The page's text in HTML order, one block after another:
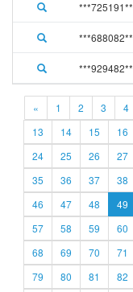
***725191**
***688082**
***929482**
« 1 2 3 4
13
14 15 16
24
25 26 27
35
36 37 38
46
47 48 49
57
58 59 60
68
69 70 71
79
80 81 82